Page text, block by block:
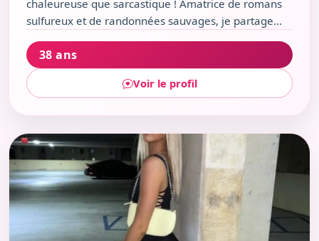
chaleureuse que sarcastique ! Amatrice de romans
sulfureux et de randonnées sauvages, je partage
escapade spontanée, un verre en terrasse ou un
pique-nique au Parc du Couvent Royal, j’adore
savourer la vie sans me prendre au sérieux. Si tu
Paix, on a déjà un point commun !
38 ans
Voir le profil
Voir le profil de Sharifa